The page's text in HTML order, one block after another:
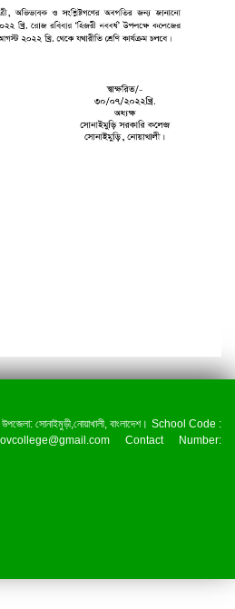
উপজেলা: সোনাইমুড়ী,নোয়াখালী, বাংলাদেশ। School Code :
Contact Number: